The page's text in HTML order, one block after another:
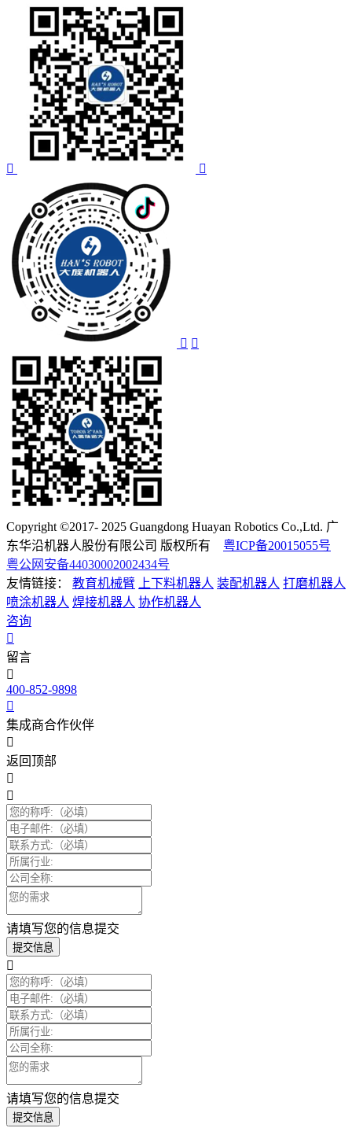
Copyright ©2017- 2025 Guangdong Huayan Robotics Co.,Ltd. 广
东华沿机器人股份有限公司 版权所有 粤ICP备20015055号
粤公网安备44030002002434号
友情链接：
教育机械臂 上下料机器人 装配机器人 打磨机器人
喷涂机器人 焊接机器人 协作机器人
咨询
留言
400-852-9898
集成商合作伙伴
返回顶部
请填写您的信息提交
提交信息
请填写您的信息提交
提交信息